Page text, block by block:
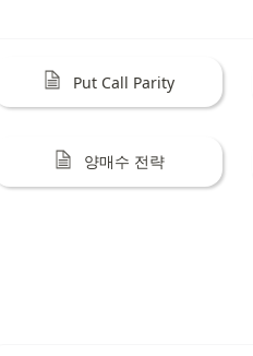
Put Call Parity
양매수 전략